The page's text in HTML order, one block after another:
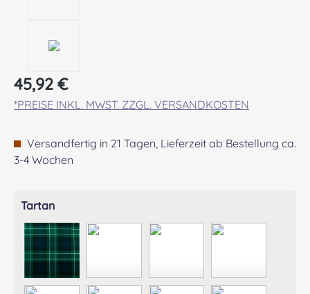
Regulärer Preis:
45,92 €
*PREISE INKL. MWST. ZZGL. VERSANDKOSTEN
Versandfertig in 21 Tagen, Lieferzeit ab Bestellung ca.
3-4 Wochen
Tartanauswählen
ABERCROMBIE MODERN
ABERDEEN MODERNAGNEW ANCIENTANDERSON